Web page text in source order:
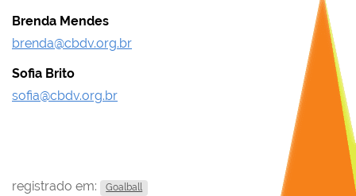
Brenda Mendes
brenda@cbdv.org.br
Sofia Brito
sofia@cbdv.org.br
registrado em: Goalball